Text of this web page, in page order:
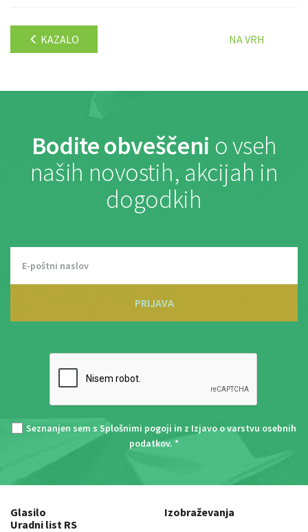
KAZALO NA VRH
Bodite obveščeni o vseh
naših novostih, akcijah in
dogodkih
PRIJAVA
Seznanjen sem s Splošnimi pogoji in z Izjavo o varstvu osebnih
podatkov. *
Glasilo
Uradni list RS
Izobraževanja